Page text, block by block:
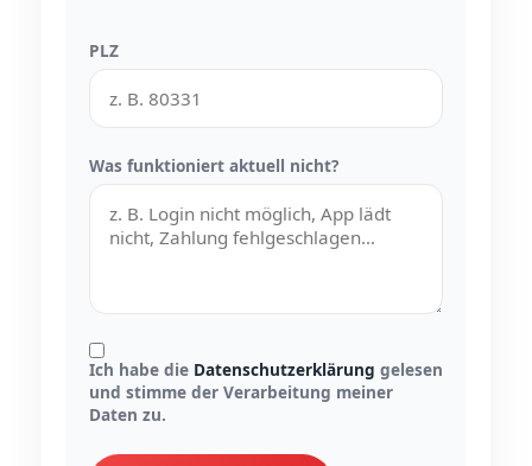
PLZ
Was funktioniert aktuell nicht?
Ich habe die Datenschutzerklärung gelesen
und stimme der Verarbeitung meiner
Daten zu.